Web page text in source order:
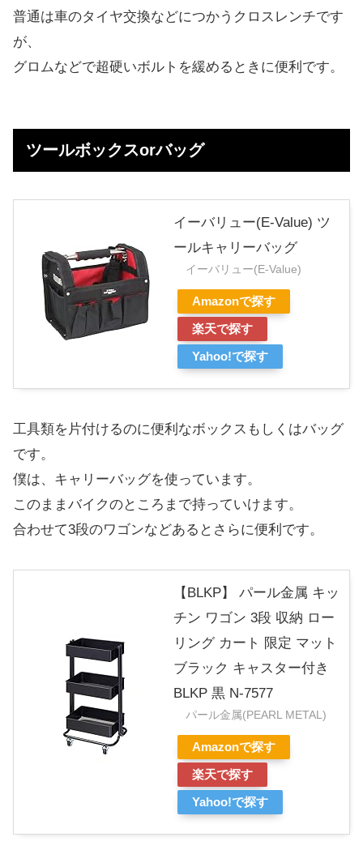
普通は車のタイヤ交換などにつかうクロスレンチです
が、
グロムなどで超硬いボルトを緩めるときに便利です。
ツールボックスorバッグ
イーバリュー(E-Value) ツ
ールキャリーバッグ
イーバリュー(E-Value)
Amazonで探す
楽天で探す
Yahoo!で探す
工具類を片付けるのに便利なボックスもしくはバッグ
です。
僕は、キャリーバッグを使っています。
このままバイクのところまで持っていけます。
合わせて3段のワゴンなどあるとさらに便利です。
【BLKP】 パール金属 キッ
チン ワゴン 3段 収納 ロー
リング カート 限定 マット
ブラック キャスター付き
BLKP 黒 N-7577
パール金属(PEARL METAL)
Amazonで探す
楽天で探す
Yahoo!で探す